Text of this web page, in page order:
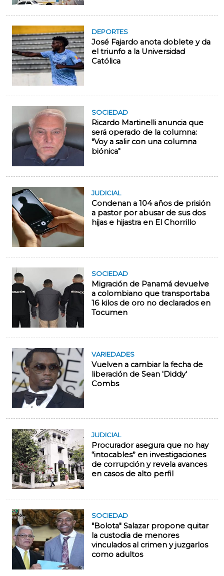
DEPORTES
José Fajardo anota doblete y da
el triunfo a la Universidad
Católica
SOCIEDAD
Ricardo Martinelli anuncia que
será operado de la columna:
"Voy a salir con una columna
biónica"
JUDICIAL
Condenan a 104 años de prisión
a pastor por abusar de sus dos
hijas e hijastra en El Chorrillo
SOCIEDAD
Migración de Panamá devuelve
a colombiano que transportaba
16 kilos de oro no declarados en
Tocumen
VARIEDADES
Vuelven a cambiar la fecha de
liberación de Sean 'Diddy'
Combs
JUDICIAL
Procurador asegura que no hay
“intocables” en investigaciones
de corrupción y revela avances
en casos de alto perfil
SOCIEDAD
"Bolota" Salazar propone quitar
la custodia de menores
vinculados al crimen y juzgarlos
como adultos